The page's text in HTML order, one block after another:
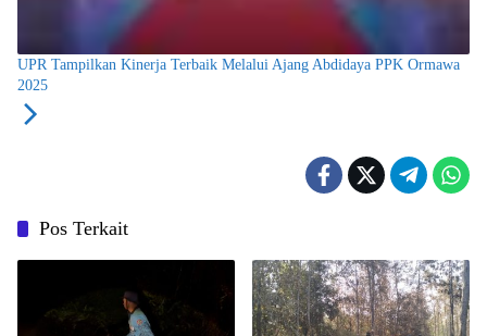
UPR Tampilkan Kinerja Terbaik Melalui Ajang Abdidaya PPK Ormawa
2025
Pos Terkait